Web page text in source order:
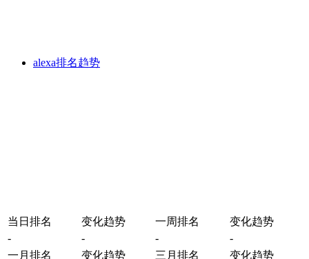
alexa排名趋势
当日排名 变化趋势 一周排名
变化趋势
-
- -
-
一月排名
变化趋势 三月排名
变化趋势